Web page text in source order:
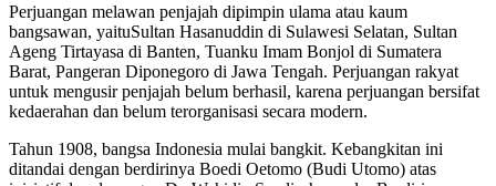
Perjuangan melawan penjajah dipimpin ulama atau kaum
bangsawan, yaituSultan Hasanuddin di Sulawesi Selatan, Sultan
Ageng Tirtayasa di Banten, Tuanku Imam Bonjol di Sumatera
Barat, Pangeran Diponegoro di Jawa Tengah. Perjuangan rakyat
untuk mengusir penjajah belum berhasil, karena perjuangan bersifat
kedaerahan dan belum terorganisasi secara modern.
Tahun 1908, bangsa Indonesia mulai bangkit. Kebangkitan ini
ditandai dengan berdirinya Boedi Oetomo (Budi Utomo) atas